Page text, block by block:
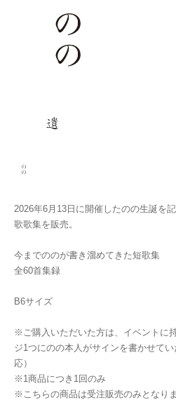
2026年6月13日に開催したのの生誕を
歌歌集を販売。
今までののが書き溜めてきた短歌集
全60首集録
B6サイズ
※ご購入いただいた方は、イベントに
ジ1つにのの本人がサインを書かせて
応）
※1商品につき1回のみ
※こちらの商品は受注販売のみとなり